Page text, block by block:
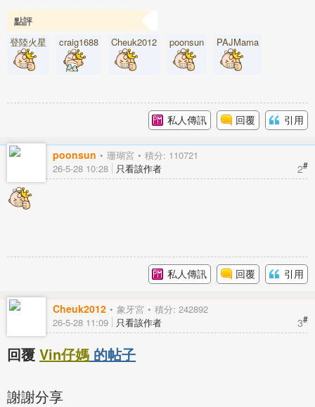
點評
登陸火星
craig1688 Cheuk2012 poonsun PAJMama
私人傳訊 回覆 引用
poonsun 珊瑚宮 積分: 110721
2#
26-5-28 10:28 只看該作者
私人傳訊 回覆 引用
Cheuk2012 象牙宮 積分: 242892
3#
26-5-28 11:09 只看該作者
回覆 Vin仔媽 的帖子
謝謝分享